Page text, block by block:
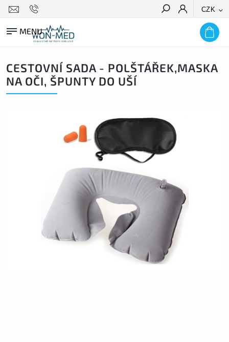
CZK
HLEDAT
CESTOVNÍ SADA - POLŠTÁŘEK,MASKA
NA OČI, ŠPUNTY DO UŠÍ